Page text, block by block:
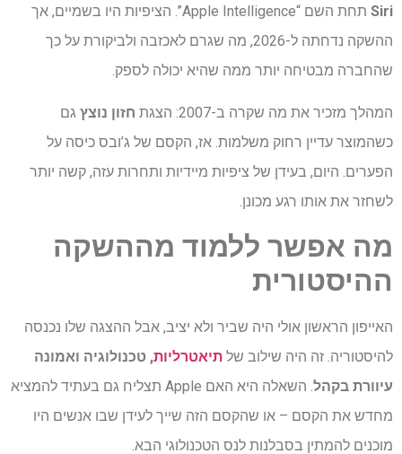
Siri
תחת השם “Apple Intelligence”. הציפיות היו בשמיים, אך
ההשקה נדחתה ל-2026, מה שגרם לאכזבה ולביקורת על כך
שהחברה מבטיחה יותר ממה שהיא יכולה לספק.
המהלך מזכיר את מה שקרה ב-2007: הצגת חזון נוצץ גם
כשהמוצר עדיין רחוק משלמות. אז, הקסם של ג’ובס כיסה על
הפערים. היום, בעידן של ציפיות מיידיות ותחרות עזה, קשה יותר
לשחזר את אותו רגע מכונן.
מה אפשר ללמוד מההשקה
ההיסטורית
האייפון הראשון אולי היה שביר ולא יציב, אבל ההצגה שלו נכנסה
להיסטוריה. זה היה שילוב של תיאטרליות, טכנולוגיה ואמונה
עיוורת בקהל
. השאלה היא האם Apple תצליח גם בעתיד להמציא
מחדש את הקסם – או שהקסם הזה שייך לעידן שבו אנשים היו
מוכנים להמתין בסבלנות לנס הטכנולוגי הבא.